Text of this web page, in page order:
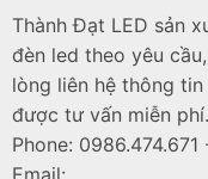
Thành Đạt LED sản
đèn led theo yêu
lòng liên hệ thông tin
được tư vấn miễn
Phone: 0986.474.671